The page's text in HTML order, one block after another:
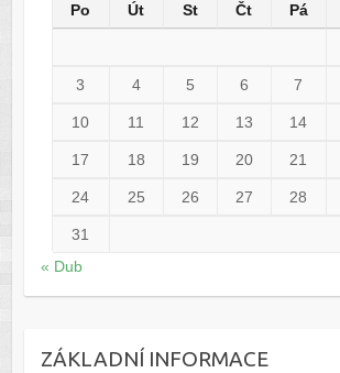
Po Út St Čt Pá
3 4 5 6 7
10 11 12 13 14
17 18 19 20 21
24 25 26 27 28
31
« Dub
ZÁKLADNÍ INFORMACE